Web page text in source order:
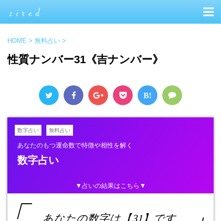
HOME > 無料占い >
性質ナンバー31《吉ナンバー》
B!
数字占い 無料占い
あなたのもつ運命数で特徴や相性を解く
数字占い
▼占いの結果はこちら▼
あなたの数字は【31】です